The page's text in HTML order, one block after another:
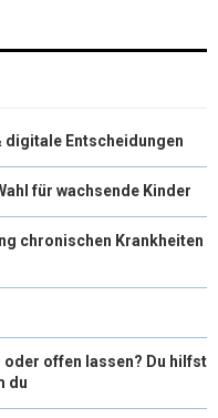
digitale Entscheidungen
für wachsende Kinder
chronischen Krankheiten
oder offen lassen? Du hilfst
du